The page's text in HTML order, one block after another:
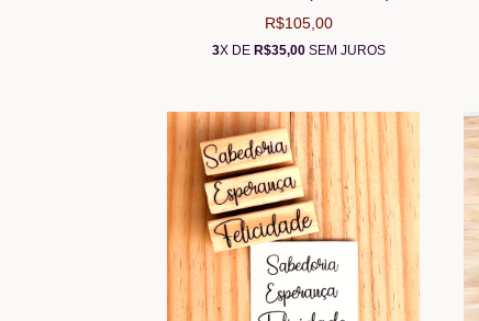
R$105,00
3X DE R$35,00 SEM JUROS